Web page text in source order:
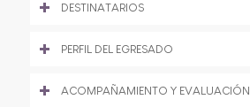
DESTINATARIOS
PERFIL DEL EGRESADO
ACOMPAÑAMIENTO Y EVALUACIÓN